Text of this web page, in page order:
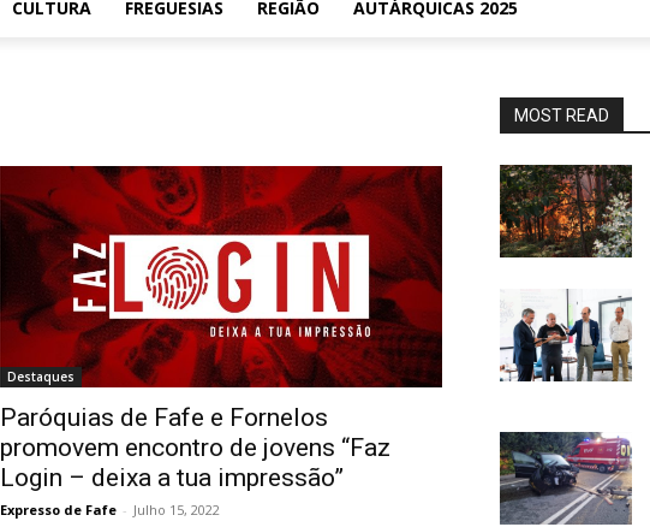
CULTURA FREGUESIAS REGIÃO AUTÁRQUICAS 2025
Destaques
Paróquias de Fafe e Fornelos
promovem encontro de jovens “Faz
Login – deixa a tua impressão”
Expresso de Fafe - Julho 15, 2022
MOST READ